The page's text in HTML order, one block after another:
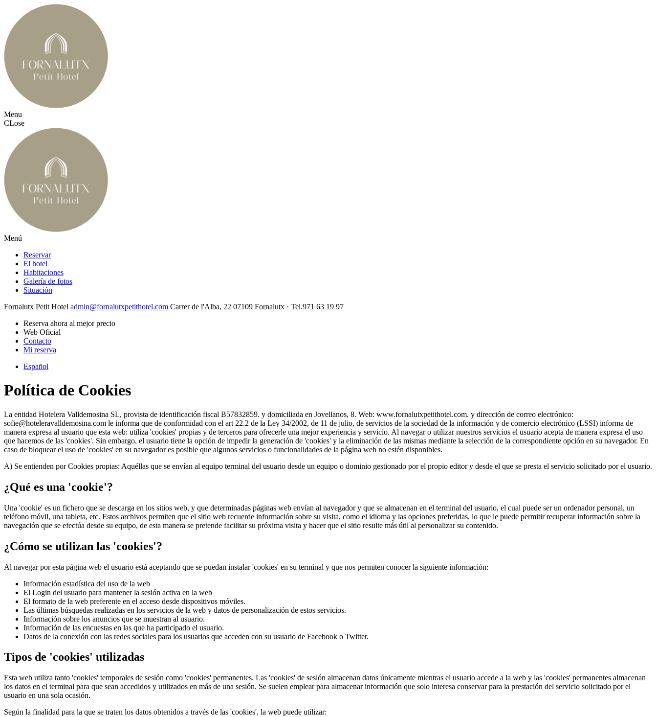
Menu
CLose
Menú
Reservar
El hotel
Habitaciones
Galería de fotos
Situación
Fornalutx Petit Hotel admin@fornalutxpetithotel.com Carrer de l'Alba, 22 07109 Fornalutx · Tel.971 63 19 97
Reserva ahora al mejor precio
Web Oficial
Contacto
Mi reserva
Español
Política de Cookies
La entidad Hotelera Valldemosina SL, provista de identificación fiscal B57832859. y domiciliada en Jovellanos, 8. Web: www.fornalutxpetithotel.com. y dirección de correo electrónico:
sofie@hoteleravalldemosina.com le informa que de conformidad con el art 22.2 de la Ley 34/2002, de 11 de julio, de servicios de la sociedad de la información y de comercio electrónico (LSSI) informa de
manera expresa al usuario que esta web: utiliza 'cookies' propias y de terceros para ofrecerle una mejor experiencia y servicio. Al navegar o utilizar nuestros servicios el usuario acepta de manera expresa el uso
que hacemos de las 'cookies'. Sin embargo, el usuario tiene la opción de impedir la generación de 'cookies' y la eliminación de las mismas mediante la selección de la correspondiente opción en su navegador. En
caso de bloquear el uso de 'cookies' en su navegador es posible que algunos servicios o funcionalidades de la página web no estén disponibles.
A) Se entienden por Cookies propias: Aquéllas que se envían al equipo terminal del usuario desde un equipo o dominio gestionado por el propio editor y desde el que se presta el servicio solicitado por el usuario.
¿Qué es una 'cookie'?
Una 'cookie' es un fichero que se descarga en los sitios web, y que determinadas páginas web envían al navegador y que se almacenan en el terminal del usuario, el cual puede ser un ordenador personal, un
teléfono móvil, una tableta, etc. Estos archivos permiten que el sitio web recuerde información sobre su visita, como el idioma y las opciones preferidas, lo que le puede permitir recuperar información sobre la
navegación que se efectúa desde su equipo, de esta manera se pretende facilitar su próxima visita y hacer que el sitio resulte más útil al personalizar su contenido.
¿Cómo se utilizan las 'cookies'?
Al navegar por esta página web el usuario está aceptando que se puedan instalar 'cookies' en su terminal y que nos permiten conocer la siguiente información:
Información estadística del uso de la web
El Login del usuario para mantener la sesión activa en la web
El formato de la web preferente en el acceso desde dispositivos móviles.
Las últimas búsquedas realizadas en los servicios de la web y datos de personalización de estos servicios.
Información sobre los anuncios que se muestran al usuario.
Información de las encuestas en las que ha participado el usuario.
Datos de la conexión con las redes sociales para los usuarios que acceden con su usuario de Facebook o Twitter.
Tipos de 'cookies' utilizadas
Esta web utiliza tanto 'cookies' temporales de sesión como 'cookies' permanentes. Las 'cookies' de sesión almacenan datos únicamente mientras el usuario accede a la web y las 'cookies' permanentes almacenan
los datos en el terminal para que sean accedidos y utilizados en más de una sesión. Se suelen emplear para almacenar información que solo interesa conservar para la prestación del servicio solicitado por el
usuario en una sola ocasión.
Según la finalidad para la que se traten los datos obtenidos a través de las 'cookies', la web puede utilizar: